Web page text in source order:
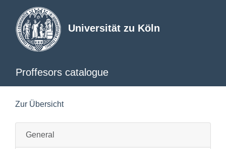
Universität zu Köln
Proffesors catalogue
Zur Übersicht
General